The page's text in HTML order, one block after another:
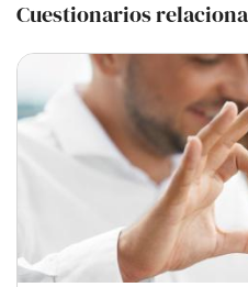
Cuestionarios